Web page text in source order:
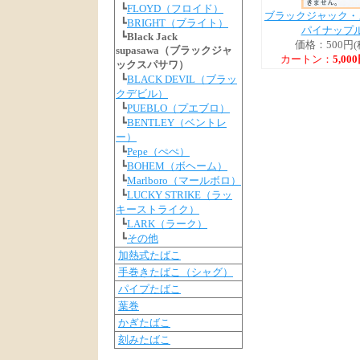
┗FLOYD（フロイド）
┗BRIGHT（ブライト）
┗Black Jack
supasawa（ブラックジャ
ックスパサワ）
┗BLACK DEVIL（ブラッ
クデビル）
┗PUEBLO（プエブロ）
┗BENTLEY（ベントレ
ー）
┗Pepe（ぺぺ）
┗BOHEM（ボヘーム）
┗Marlboro（マールボロ）
┗LUCKY STRIKE（ラッ
キーストライク）
┗LARK（ラーク）
┗その他
加熱式たばこ
手巻きたばこ（シャグ）
パイプたばこ
葉巻
かぎたばこ
刻みたばこ
ブラックジャック・
パイナップ
価格：500円(
カートン：